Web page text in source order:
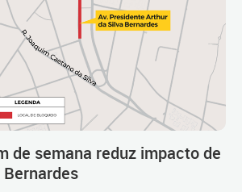
de semana reduz impacto de